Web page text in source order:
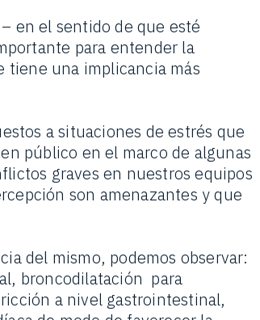
en el sentido de que esté
para entender la
tiene una implicancia más
a situaciones de estrés que
público en el marco de algunas
graves en nuestros equipos
son amenazantes y que
del mismo, podemos observar:
broncodilatación para
a nivel gastrointestinal,